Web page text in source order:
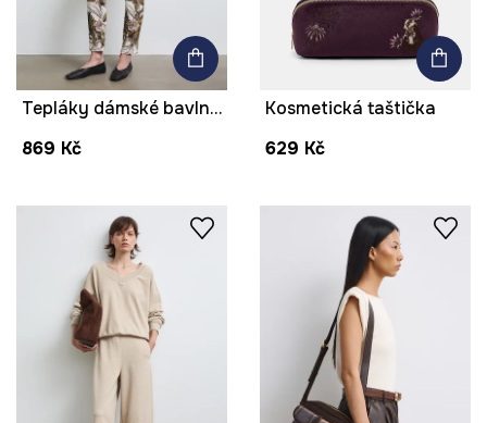
Tepláky dámské bavlněné s elastanem se zvířecím vzorem
869 Kč
Kosmetická taštička
629 Kč